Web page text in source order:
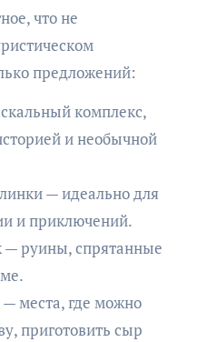
что не
предложений:
комплекс,
и необычной
— идеально для
и приключений.
— руины, спрятанные
места, где можно
приготовить сыр